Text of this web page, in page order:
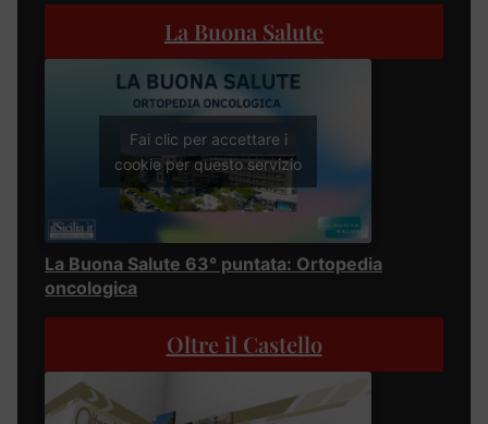
La Buona Salute
Fai clic per accettare i
cookie per questo servizio
La Buona Salute 63° puntata: Ortopedia
oncologica
Oltre il Castello